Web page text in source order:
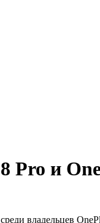
Pro и
владельцев